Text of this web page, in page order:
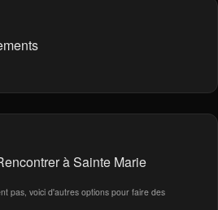
à Sainte Marie
pas, voici d'autres options pour faire des